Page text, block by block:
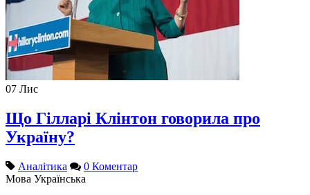
07 Лис
Що Гілларі Клінтон говорила про
Україну?
Аналітика
0 Коментар
Мова Українська